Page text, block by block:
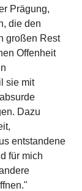
Prägung,
die den
großen Rest
Offenheit
sie mit
Dazu
entstandene
für mich